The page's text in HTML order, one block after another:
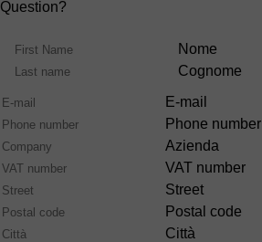
Question?
Name
Nome
Cognome
E-mail
Phone number
Azienda
VAT number
Street
Postal code
Città